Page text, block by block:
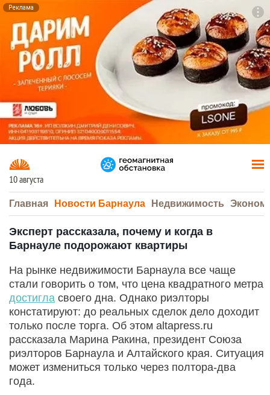
Реклама
10 августа
Главная Новости Барнаула Недвижимость
Эксперт рассказала, почему и когда в
Барнауле подорожают квартиры
На рынке недвижимости Барнаула все чаще
стали говорить о том, что цена квадратного метра
достигла своего дна. Однако риэлторы
констатируют: до реальных сделок дело доходит
только после торга. Об этом altapress.ru
рассказала Марина Ракина, президент Союза
риэлторов Барнаула и Алтайского края. Ситуация
может измениться только через полтора-два
года.